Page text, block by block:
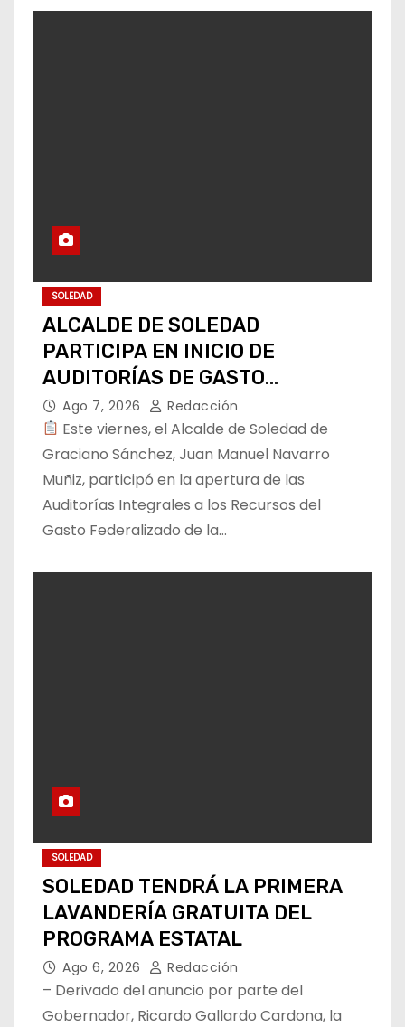
SOLEDAD
ALCALDE DE SOLEDAD
PARTICIPA EN INICIO DE
AUDITORÍAS DE GASTO
FEDERALIZADO
Ago 7, 2026 Redacción
Este viernes, el Alcalde de Soledad de
Graciano Sánchez, Juan Manuel Navarro
Muñiz, participó en la apertura de las
Auditorías Integrales a los Recursos del
Gasto Federalizado de la…
SOLEDAD
SOLEDAD TENDRÁ LA PRIMERA
LAVANDERÍA GRATUITA DEL
PROGRAMA ESTATAL
Ago 6, 2026 Redacción
– Derivado del anuncio por parte del
Gobernador, Ricardo Gallardo Cardona, la